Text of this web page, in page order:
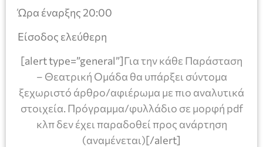
Ώρα έναρξης 20:00
Είσοδος ελεύθερη
[alert type=”general”]Για την κάθε Παράσταση
– Θεατρική Ομάδα θα υπάρξει σύντομα
ξεχωριστό άρθρο/αφιέρωμα με πιο αναλυτικά
στοιχεία. Πρόγραμμα/φυλλάδιο σε μορφή pdf
κλπ δεν έχει παραδοθεί προς ανάρτηση
(αναμένεται)[/alert]